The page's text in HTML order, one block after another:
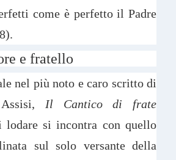
come è perfetto il Padre
e fratello
nel più noto e caro scritto di
Il Cantico di frate
lodare si incontra con quello
sul solo versante della